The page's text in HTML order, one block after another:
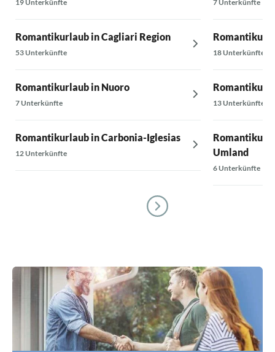
19 Unterkünfte
Romantikurlaub in Cagliari Region
53 Unterkünfte
Romantikurlaub in Nuoro
7 Unterkünfte
Romantikurlaub in Carbonia-Iglesias
12 Unterkünfte
7 Unterkünfte
18 Unterkünfte
13 Unterkünfte
Umland
6 Unterkünfte